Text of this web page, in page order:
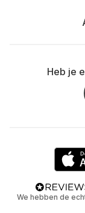
Heb je
We hebben de